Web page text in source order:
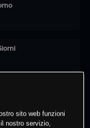
sito web funzioni
nostro servizio,